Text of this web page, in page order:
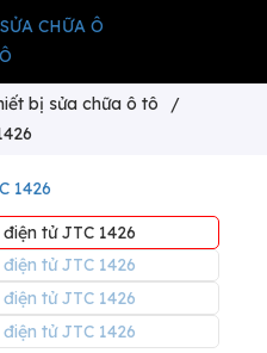
bị sửa chữa ô tô
/